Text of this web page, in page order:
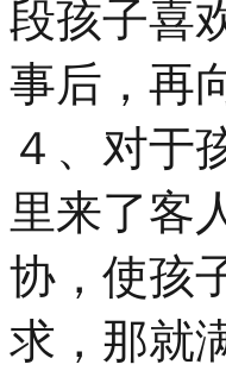
段孩子喜
事后，再
４、对于
里来了客
协，使孩
求，那就